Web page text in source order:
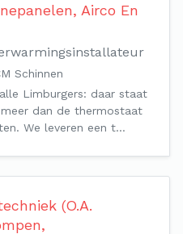
Airco En
Schinnen
Limburgers: daar staat
dan de thermostaat
We leveren een t…
(O.A.